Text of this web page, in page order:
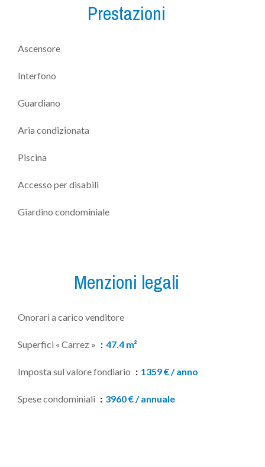
Prestazioni
Ascensore
Interfono
Guardiano
Aria condizionata
Piscina
Accesso per disabili
Giardino condominiale
Menzioni legali
Onorari a carico venditore
Superfici « Carrez » 47.4 m²
Imposta sul valore fondiario 1359 € / anno
Spese condominiali 3960 € / annuale